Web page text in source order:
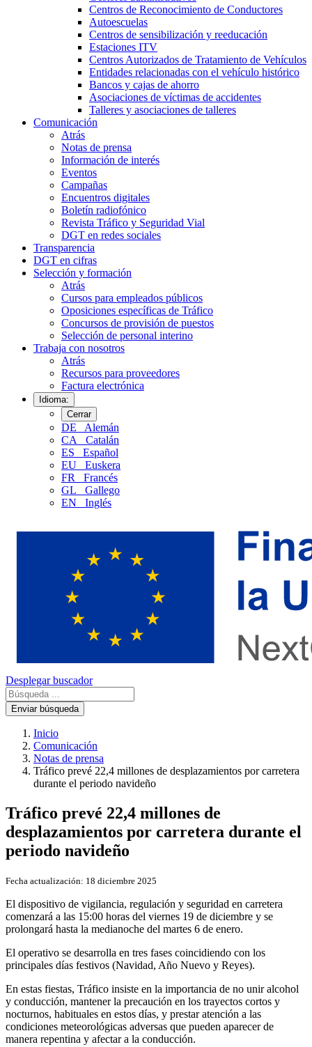
Centros de Reconocimiento de Conductores
Autoescuelas
Centros de sensibilización y reeducación
Estaciones ITV
Centros Autorizados de Tratamiento de Vehículos
Entidades relacionadas con el vehículo histórico
Bancos y cajas de ahorro
Asociaciones de víctimas de accidentes
Talleres y asociaciones de talleres
Comunicación
Atrás
Notas de prensa
Información de interés
Eventos
Campañas
Encuentros digitales
Boletín radiofónico
Revista Tráfico y Seguridad Vial
DGT en redes sociales
Transparencia
DGT en cifras
Selección y formación
Atrás
Cursos para empleados públicos
Oposiciones específicas de Tráfico
Concursos de provisión de puestos
Selección de personal interino
Trabaja con nosotros
Atrás
Recursos para proveedores
Factura electrónica
Idioma:
Cerrar
DE
Alemán
CA
Catalán
ES
Español
EU
Euskera
FR
Francés
GL
Gallego
EN
Inglés
Desplegar buscador
Enviar búsqueda
Inicio
Comunicación
Notas de prensa
Tráfico prevé 22,4 millones de desplazamientos por carretera
durante el periodo navideño
Tráfico prevé 22,4 millones de
desplazamientos por carretera durante el
periodo navideño
Fecha actualización: 18 diciembre 2025
El dispositivo de vigilancia, regulación y seguridad en carretera
comenzará a las 15:00 horas del viernes 19 de diciembre y se
prolongará hasta la medianoche del martes 6 de enero.
El operativo se desarrolla en tres fases coincidiendo con los
principales días festivos (Navidad, Año Nuevo y Reyes).
En estas fiestas, Tráfico insiste en la importancia de no unir alcohol
y conducción, mantener la precaución en los trayectos cortos y
nocturnos, habituales en estos días, y prestar atención a las
condiciones meteorológicas adversas que pueden aparecer de
manera repentina y afectar a la conducción.